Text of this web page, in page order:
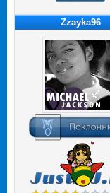
Zzayka96